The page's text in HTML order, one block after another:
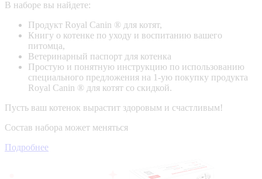
В наборе вы найдете:
Продукт Royal Canin ® для котят,
Книгу о котенке по уходу и воспитанию вашего
питомца,
Ветеринарный паспорт для котенка
Простую и понятную инструкцию по использованию
специального предложения на 1-ую покупку продукта
Royal Canin ® для котят со скидкой.
Пусть ваш котенок вырастит здоровым и счастливым!
Состав набора может меняться
Подробнее